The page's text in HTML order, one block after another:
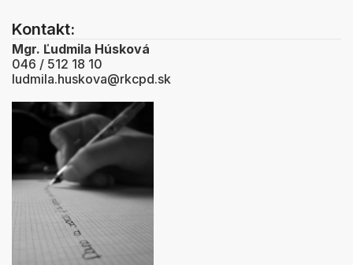
Kontakt:
Mgr. Ľudmila Húsková
046 / 512 18 10
ludmila.huskova@rkcpd.sk